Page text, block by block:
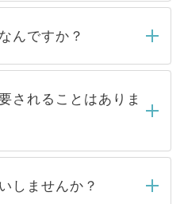
たら、弊社担当者がご
その後メールもしくは
日以内にはご連絡をせて
しばらくお待ちくださ
んですか？
取り扱っている求人の
サイトからご覧いただ
」です。非公開求人は
、一般には公開してい
ため 人気のある医療機
されることはありま
ることは一切ありませ
先から内定をいただい
しませんか？